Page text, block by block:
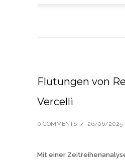
Flutungen von
Vercelli
0 COMMENTS / 26/06/2025
Mit einer